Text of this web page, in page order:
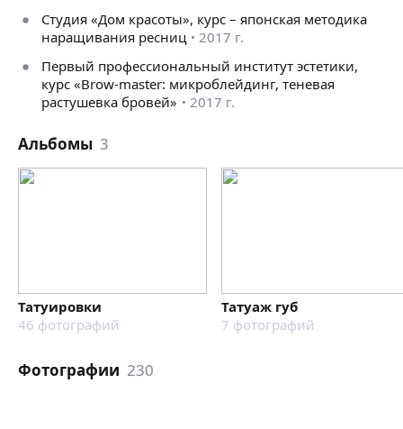
Студия «Дом красоты», курс – японская методика
наращивания ресниц
2017 г.
Первый профессиональный институт эстетики,
курс «Brow-master: микроблейдинг, теневая
растушевка бровей»
2017 г.
Альбомы 3
Татуировки
46 фотографий
Татуаж губ
7 фотографий
Фотографии 230